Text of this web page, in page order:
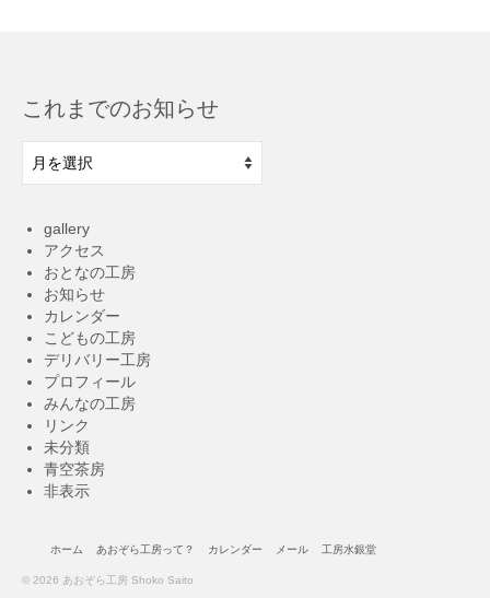
これまでのお知らせ
れ
gallery
アクセス
おとなの工房
お知らせ
カレンダー
こどもの工房
デリバリー工房
プロフィール
みんなの工房
リンク
未分類
青空茶房
非表示
ホーム あおぞら工房って？ カレンダー メール 工房水銀堂
© 2026 あおぞら工房 Shoko Saito